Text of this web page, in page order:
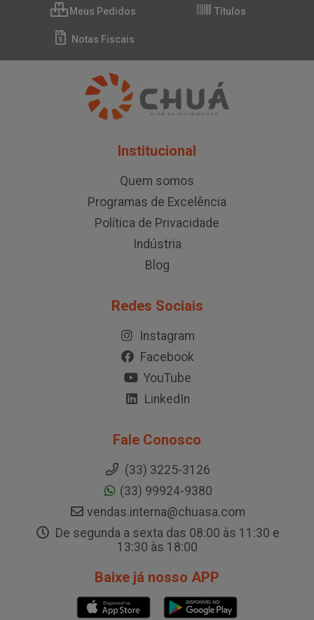
Meus Pedidos Títulos
Notas Fiscais
Institucional
Quem somos
Programas de Excelência
Política de Privacidade
Indústria
Blog
Redes Sociais
Instagram
Facebook
YouTube
LinkedIn
Fale Conosco
(33) 3225-3126
(33) 99924-9380
vendas.interna@chuasa.com
De segunda a sexta das 08:00 às 11:30 e
13:30 às 18:00
Baixe já nosso APP